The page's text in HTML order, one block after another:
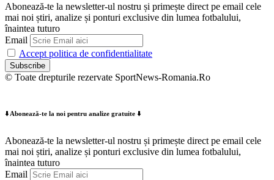
Abonează-te la newsletter-ul nostru și primește direct pe email cele
mai noi știri, analize și ponturi exclusive din lumea fotbalului,
înaintea tuturo
Email
Accept politica de confidentialitate
© Toate drepturile rezervate SportNews-Romania.Ro
⬇️ Abonează-te la noi pentru analize gratuite ⬇️
Abonează-te la newsletter-ul nostru și primește direct pe email cele
mai noi știri, analize și ponturi exclusive din lumea fotbalului,
înaintea tuturo
Email